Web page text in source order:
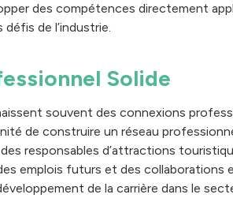
des compétences directement
de l’industrie.
Solide
souvent des connexions
de construire un réseau
responsables d’attractions
emplois futurs et des collaborations
de la carrière dans le